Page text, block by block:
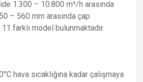
1.300 – 10.800 m³/h arasında
– 560 mm arasında çap
farklı model bulunmaktadır.
hava sıcaklığına kadar çalışmaya